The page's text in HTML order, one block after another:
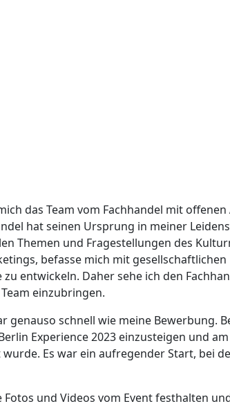
das Team vom Fachhandel mit
hat seinen Ursprung in meiner
Themen und Fragestellungen des
befasse mich mit
entwickeln. Daher sehe ich den
einzubringen.
genauso schnell wie meine Bewerbung.
Experience 2023 einzusteigen und
Es war ein aufregender Start, bei
und Videos vom Event festhalten